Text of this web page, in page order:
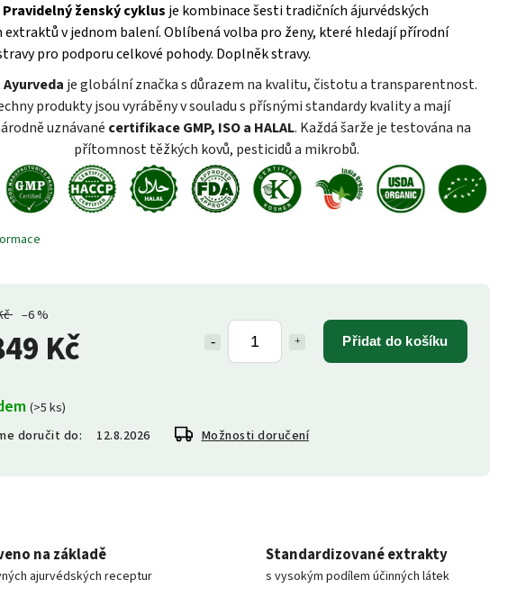
–6 %
Kč Přidat do košíku
(>5 ks)
doručit do:
12.8.2026 Možnosti doručení
ženský cyklus je kombinace šesti tradičních ájurvédských
extraktů v jednom balení. Oblíbená volba pro ženy, které hledají přírodní
pro podporu celkové pohody. Doplněk stravy.
je globální značka s důrazem na kvalitu, čistotu a transparentnost.
produkty jsou vyráběny v souladu s přísnými standardy kvality a mají
uznávané certifikace GMP, ISO a HALAL. Každá šarže je testována na
přítomnost těžkých kovů, pesticidů a mikrobů.
na základě
ajurvédských receptur
Standardizované extrakty
s vysokým podílem účinných látek